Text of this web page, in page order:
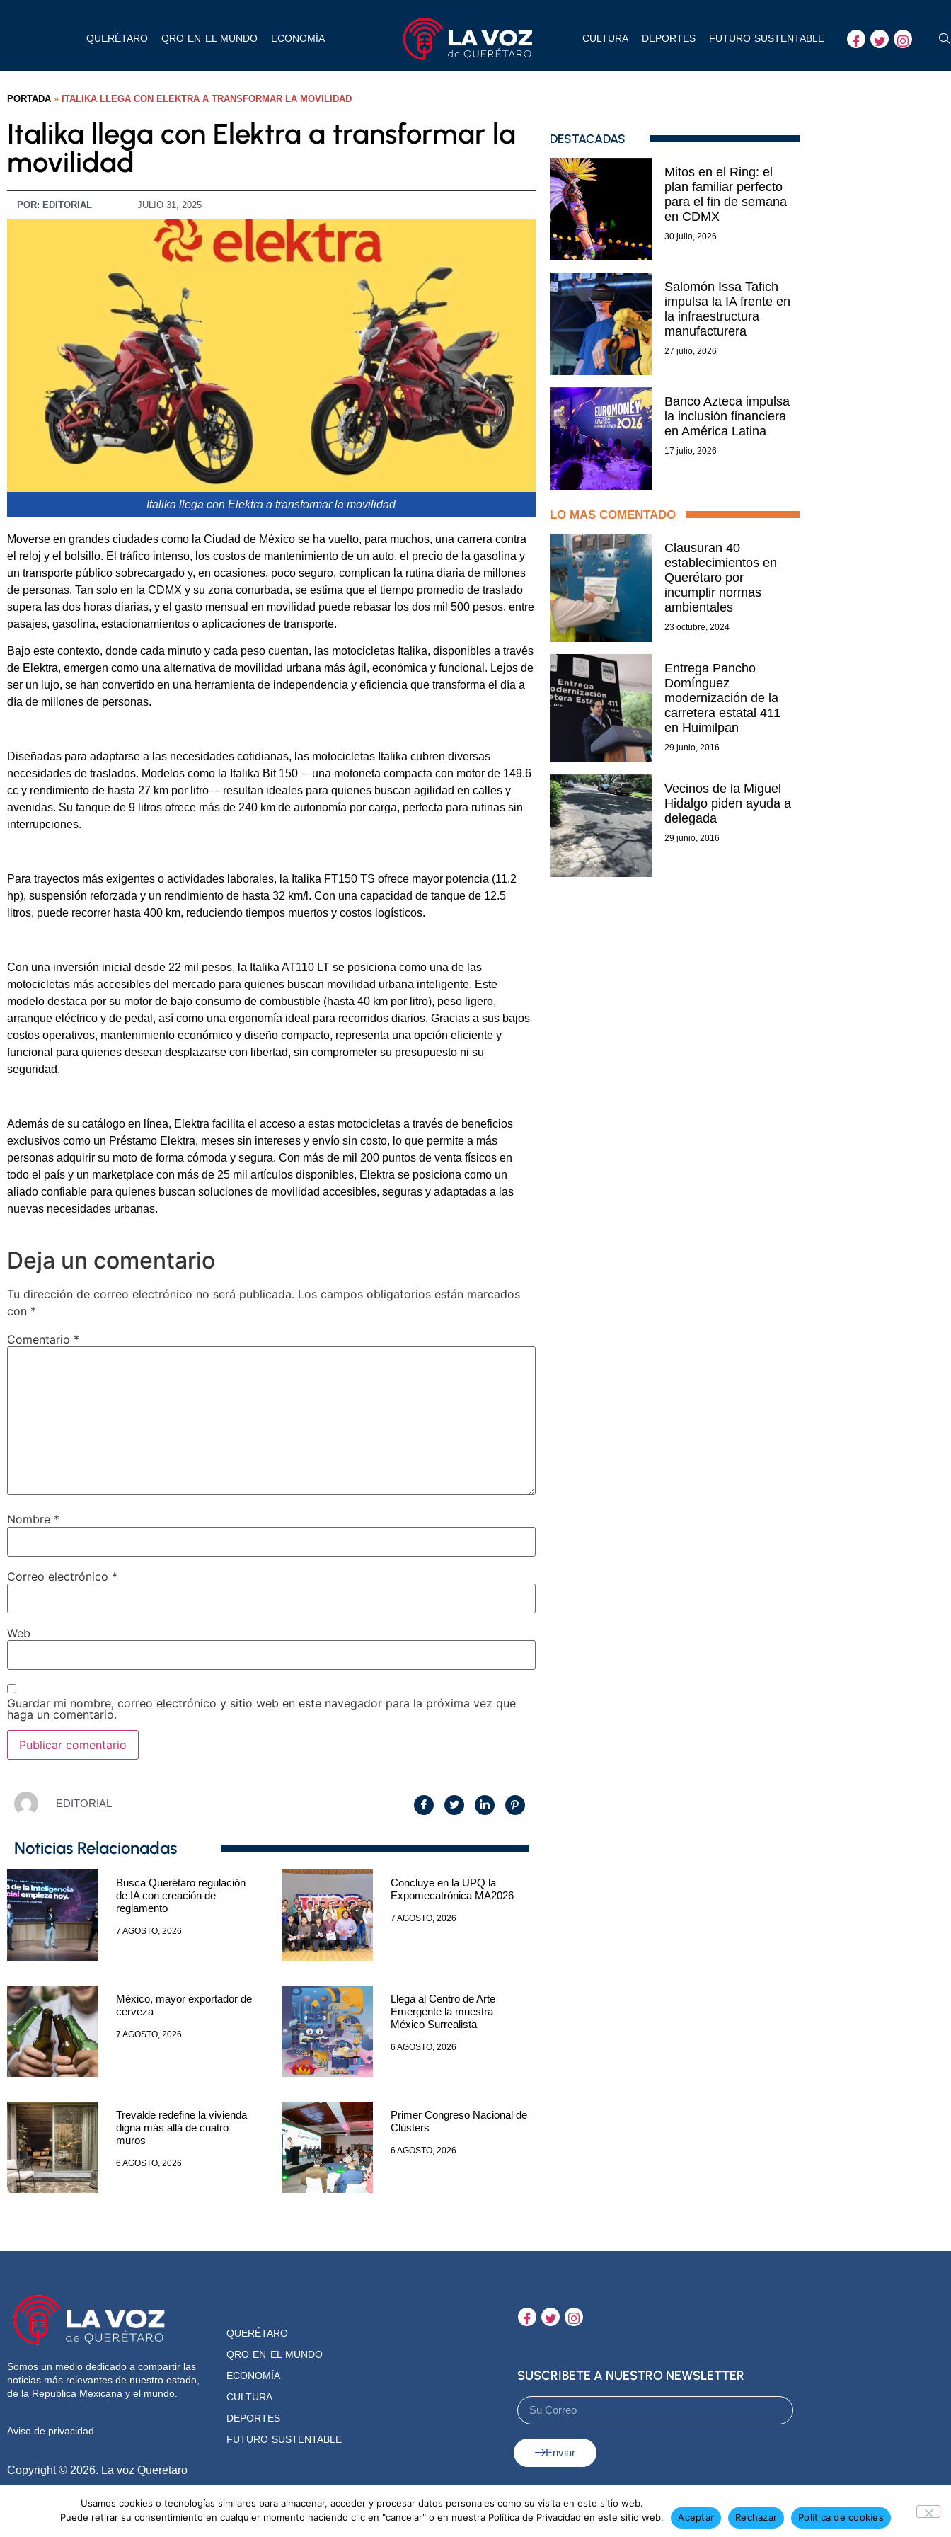
QUERÉTARO QRO EN EL MUNDO ECONOMÍA CULTURA DEPORTES FUTURO SUSTENTABLE
PORTADA » ITALIKA LLEGA CON ELEKTRA A TRANSFORMAR LA MOVILIDAD
Italika llega con Elektra a transformar la
movilidad
POR: EDITORIAL JULIO 31, 2025
Italika llega con Elektra a transformar la movilidad
Moverse en grandes ciudades como la Ciudad de México se ha vuelto, para muchos, una carrera contra
el reloj y el bolsillo. El tráfico intenso, los costos de mantenimiento de un auto, el precio de la gasolina y
un transporte público sobrecargado y, en ocasiones, poco seguro, complican la rutina diaria de millones
de personas. Tan solo en la CDMX y su zona conurbada, se estima que el tiempo promedio de traslado
supera las dos horas diarias, y el gasto mensual en movilidad puede rebasar los dos mil 500 pesos, entre
pasajes, gasolina, estacionamientos o aplicaciones de transporte.
Bajo este contexto, donde cada minuto y cada peso cuentan, las motocicletas Italika, disponibles a través
de Elektra, emergen como una alternativa de movilidad urbana más ágil, económica y funcional. Lejos de
ser un lujo, se han convertido en una herramienta de independencia y eficiencia que transforma el día a
día de millones de personas.
Diseñadas para adaptarse a las necesidades cotidianas, las motocicletas Italika cubren diversas
necesidades de traslados. Modelos como la Italika Bit 150 —una motoneta compacta con motor de 149.6
cc y rendimiento de hasta 27 km por litro— resultan ideales para quienes buscan agilidad en calles y
avenidas. Su tanque de 9 litros ofrece más de 240 km de autonomía por carga, perfecta para rutinas sin
interrupciones.
Para trayectos más exigentes o actividades laborales, la Italika FT150 TS ofrece mayor potencia (11.2
hp), suspensión reforzada y un rendimiento de hasta 32 km/l. Con una capacidad de tanque de 12.5
litros, puede recorrer hasta 400 km, reduciendo tiempos muertos y costos logísticos.
Con una inversión inicial desde 22 mil pesos, la Italika AT110 LT se posiciona como una de las
motocicletas más accesibles del mercado para quienes buscan movilidad urbana inteligente. Este
modelo destaca por su motor de bajo consumo de combustible (hasta 40 km por litro), peso ligero,
arranque eléctrico y de pedal, así como una ergonomía ideal para recorridos diarios. Gracias a sus bajos
costos operativos, mantenimiento económico y diseño compacto, representa una opción eficiente y
funcional para quienes desean desplazarse con libertad, sin comprometer su presupuesto ni su
seguridad.
Además de su catálogo en línea, Elektra facilita el acceso a estas motocicletas a través de beneficios
exclusivos como un Préstamo Elektra, meses sin intereses y envío sin costo, lo que permite a más
personas adquirir su moto de forma cómoda y segura. Con más de mil 200 puntos de venta físicos en
todo el país y un marketplace con más de 25 mil artículos disponibles, Elektra se posiciona como un
aliado confiable para quienes buscan soluciones de movilidad accesibles, seguras y adaptadas a las
nuevas necesidades urbanas.
Deja un comentario
Tu dirección de correo electrónico no será publicada. Los campos obligatorios están marcados
con *
Comentario *
Nombre *
Correo electrónico *
Web
Guardar mi nombre, correo electrónico y sitio web en este navegador para la próxima vez que
haga un comentario.
EDITORIAL
Noticias Relacionadas
Busca Querétaro regulación
de IA con creación de
reglamento
7 AGOSTO, 2026
Concluye en la UPQ la
Expomecatrónica MA2026
7 AGOSTO, 2026
México, mayor exportador de
cerveza
7 AGOSTO, 2026
Llega al Centro de Arte
Emergente la muestra
México Surrealista
6 AGOSTO, 2026
Trevalde redefine la vivienda
digna más allá de cuatro
muros
6 AGOSTO, 2026
Primer Congreso Nacional de
Clústers
6 AGOSTO, 2026
DESTACADAS
Mitos en el Ring: el
plan familiar perfecto
para el fin de semana
en CDMX
30 julio, 2026
Salomón Issa Tafich
impulsa la IA frente en
la infraestructura
manufacturera
27 julio, 2026
Banco Azteca impulsa
la inclusión financiera
en América Latina
17 julio, 2026
LO MAS COMENTADO
Clausuran 40
establecimientos en
Querétaro por
incumplir normas
ambientales
23 octubre, 2024
Entrega Pancho
Domínguez
modernización de la
carretera estatal 411
en Huimilpan
29 junio, 2016
Vecinos de la Miguel
Hidalgo piden ayuda a
delegada
29 junio, 2016
Somos un medio dedicado a compartir las
noticias más relevantes de nuestro estado,
de la Republica Mexicana y el mundo.
Aviso de privacidad
Copyright © 2026. La voz Queretaro
QUERÉTARO
QRO EN EL MUNDO
ECONOMÍA
CULTURA
DEPORTES
FUTURO SUSTENTABLE
SUSCRIBETE A NUESTRO NEWSLETTER
Enviar
TENDENCIAS HOY Concluye en la UPQ la Expomecatrónica MA2026
Usamos cookies o tecnologías similares para almacenar, acceder y procesar datos personales como su visita en este sitio web.
Puede retirar su consentimiento en cualquier momento haciendo clic en "cancelar" o en nuestra Política de Privacidad en este sitio web.
Aceptar Rechazar Política de cookies